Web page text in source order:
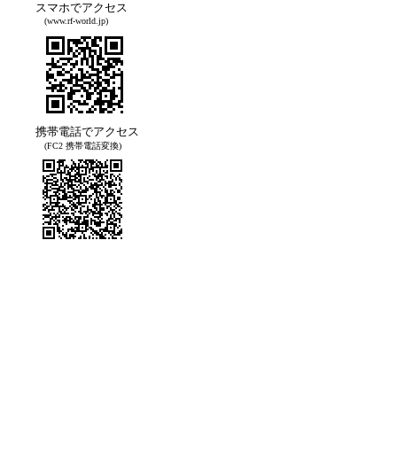
スマホでアクセス
(www.rf-world.jp)
携帯電話でアクセス
(FC2 携帯電話変換)